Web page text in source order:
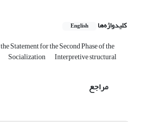
کلیدواژه‌ها English
the Statement for the Second Phase of the
Socialization Interpretive structural
مراجع